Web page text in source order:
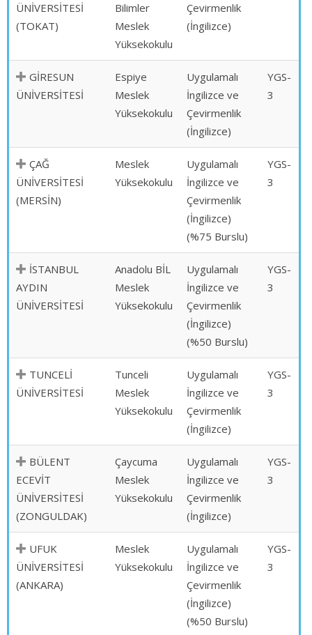
ÜNİVERSİTESİ
(TOKAT)
Bilimler
Meslek
Yüksekokulu
Çevirmenlik
(İngilizce)
GİRESUN
ÜNİVERSİTESİ
Espiye
Meslek
Yüksekokulu
Uygulamalı
İngilizce ve
Çevirmenlik
(İngilizce)
YGS-
3
ÇAĞ
ÜNİVERSİTESİ
(MERSİN)
Meslek
Yüksekokulu
Uygulamalı
İngilizce ve
Çevirmenlik
(İngilizce)
(%75 Burslu)
YGS-
3
İSTANBUL
AYDIN
ÜNİVERSİTESİ
Anadolu BİL
Meslek
Yüksekokulu
Uygulamalı
İngilizce ve
Çevirmenlik
(İngilizce)
(%50 Burslu)
YGS-
3
TUNCELİ
ÜNİVERSİTESİ
Tunceli
Meslek
Yüksekokulu
Uygulamalı
İngilizce ve
Çevirmenlik
(İngilizce)
YGS-
3
BÜLENT
ECEVİT
ÜNİVERSİTESİ
(ZONGULDAK)
Çaycuma
Meslek
Yüksekokulu
Uygulamalı
İngilizce ve
Çevirmenlik
(İngilizce)
YGS-
3
UFUK
ÜNİVERSİTESİ
(ANKARA)
Meslek
Yüksekokulu
Uygulamalı
İngilizce ve
Çevirmenlik
(İngilizce)
(%50 Burslu)
YGS-
3